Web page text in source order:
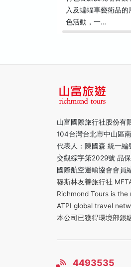
入及蝙蝠車藝術品
色活動，一…
山富國際旅行社股份有
104台灣台北市中山區
代表人：陳國森 統一編
交觀綜字第2029號 品
國際航空運輸協會會員
穆斯林友善旅行社
Richmond Tours is
ATPI global travel
本公司已獲得環境部銀
4493535